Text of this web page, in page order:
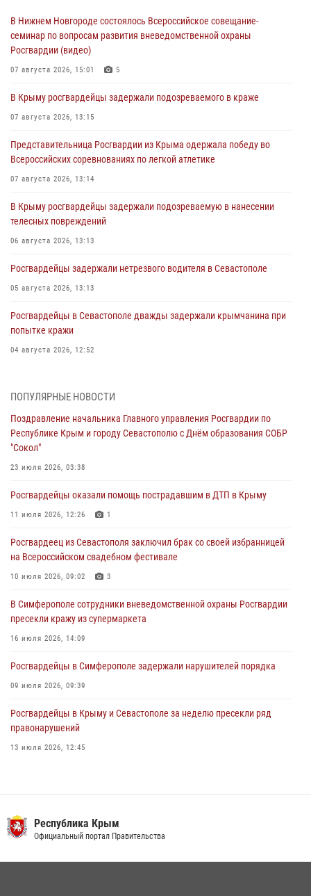
В Нижнем Новгороде состоялось Всероссийское совещание-
семинар по вопросам развития вневедомственной охраны
Росгвардии (видео)
07 августа 2026, 15:01 5
В Крыму росгвардейцы задержали подозреваемого в краже
07 августа 2026, 13:15
Представительница Росгвардии из Крыма одержала победу во
Всероссийских соревнованиях по легкой атлетике
07 августа 2026, 13:14
В Крыму росгвардейцы задержали подозреваемую в нанесении
телесных повреждений
06 августа 2026, 13:13
Росгвардейцы задержали нетрезвого водителя в Севастополе
05 августа 2026, 13:13
Росгвардейцы в Севастополе дважды задержали крымчанина при
попытке кражи
04 августа 2026, 12:52
мужчину
Росгвардия в Крыму и Севастополе задержала ряд
правонарушителей
03 августа 2026, 14:08
В Симферополе росгвардейцы задержали гражданина,
подозреваемого в совершении серии краж
Росгвардейцы оперативно задержали нарушителя на охраняемом
объекте в Севастополе
ПОПУЛЯРНЫЕ НОВОСТИ
Поздравление начальника Главного управления Росгвардии по
Республике Крым и городу Севастополю с Днём образования СОБР
"Сокол"
23 июля 2026, 03:38
Росгвардейцы оказали помощь пострадавшим в ДТП в Крыму
11 июля 2026, 12:26 1
Росгвардеец из Севастополя заключил брак со своей избранницей
на Всероссийском свадебном фестивале
10 июля 2026, 09:02 3
В Симферополе сотрудники вневедомственной охраны Росгвардии
пресекли кражу из супермаркета
16 июля 2026, 14:09
Росгвардейцы в Симферополе задержали нарушителей порядка
09 июля 2026, 09:39
Росгвардейцы в Крыму и Севастополе за неделю пресекли ряд
правонарушений
13 июля 2026, 12:45
В Ялте росгвардейцы задержали подозреваемого в краже
Республика Крым
Официальный портал Правительства